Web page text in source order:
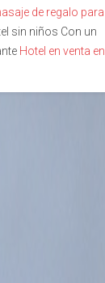
de regalo para
sin niños Con un
Hotel en venta en